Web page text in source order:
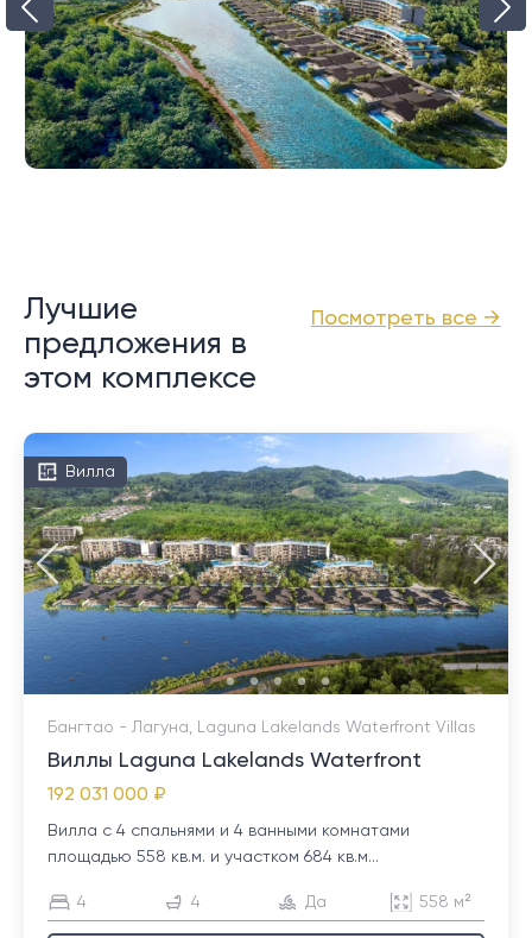
Посмотреть все →
Лучшие
предложения в
этом комплексе
Вилла
Бангтао - Лагуна, Laguna Lakelands Waterfront Villas
Виллы Laguna Lakelands Waterfront
192 031 000 ₽
Вилла с 4 спальнями и 4 ванными комнатами
площадью 558 кв.м. и участком 684 кв.м...
4 4 Да 558 м²